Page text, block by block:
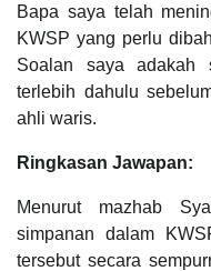
Bapa saya telah
KWSP yang perlu
Soalan saya adakah
terlebih dahulu
ahli waris.
Ringkasan Jawapan:
Menurut mazhab
simpanan dalam
tersebut secara